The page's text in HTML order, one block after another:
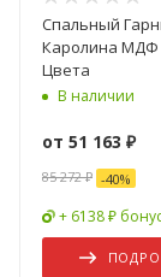
Спальный
Каролина
Цвета
В наличии
от 51 163 ₽
85 272 ₽ -40%
+ 6138 ₽